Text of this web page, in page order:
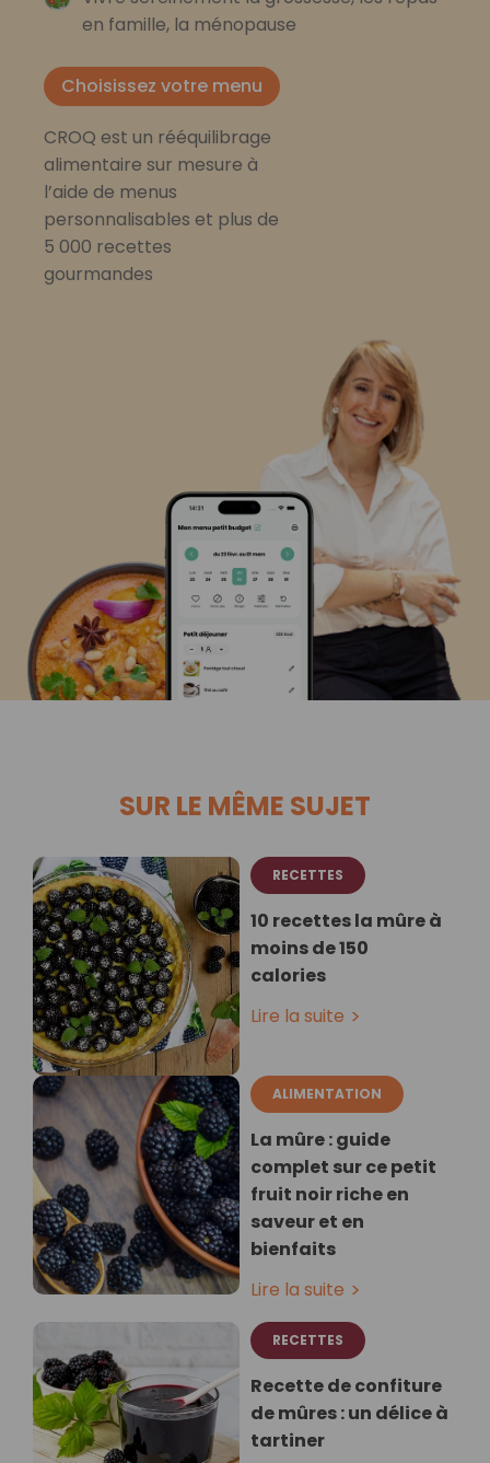
en famille, la ménopause
Choisissez votre menu
CROQ est un rééquilibrage
alimentaire sur mesure à
l’aide de menus
personnalisables et plus de
5 000 recettes
gourmandes
SUR LE MÊME SUJET
RECETTES
10 recettes la mûre à
moins de 150
calories
Lire la suite
ALIMENTATION
La mûre : guide
complet sur ce petit
fruit noir riche en
saveur et en
bienfaits
Lire la suite
RECETTES
Recette de confiture
de mûres : un délice à
tartiner